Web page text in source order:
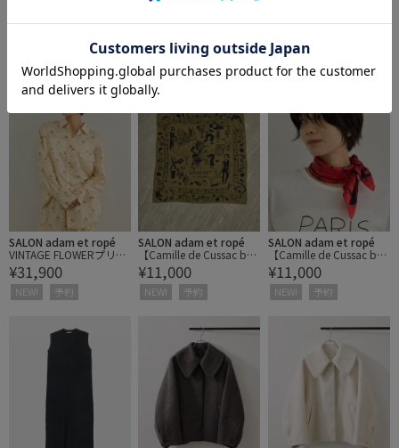
タックワイドプレイフル
タックワイドプレイフル
¥5,995
予約
タックワイドプレイフル
¥5,995
NEW!
SALON adam et ropé
VINTAGE FLOWERプリン
トシャツ / セットアップ
対応
¥31,900
NEW! 予約
SALON adam et ropé
【Camille de Cussac by
SALON】アートシルクス
カーフ
¥11,000
NEW! 予約
SALON adam et ropé
【Camille de Cussac by
SALON】アートシルクス
カーフ
¥11,000
NEW! 予約